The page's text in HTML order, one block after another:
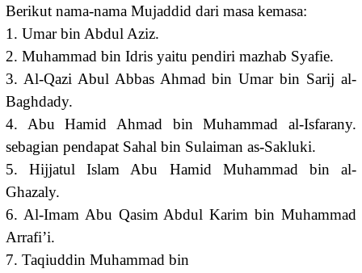
Berikut nama-nama Mujaddid dari masa kemasa:
1. Umar bin Abdul Aziz.
2. Muhammad bin Idris yaitu pendiri mazhab Syafie.
3. Al-Qazi Abul Abbas Ahmad bin Umar bin Sarij al-
Baghdady.
4. Abu Hamid Ahmad bin Muhammad al-Isfarany.
sebagian pendapat Sahal bin Sulaiman as-Sakluki.
5. Hijjatul Islam Abu Hamid Muhammad bin al-
Ghazaly.
6. Al-Imam Abu Qasim Abdul Karim bin Muhammad
Arrafi’i.
7. Taqiuddin Muhammad bin